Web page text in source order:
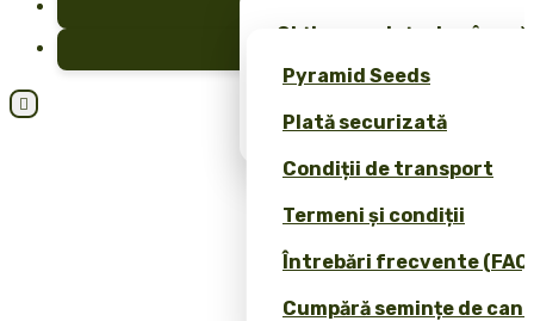
Obține semințe de
dvs.!
Pyramid Seeds
Plată securizată
Condiții de transport
Termeni și condiții
Întrebări frecvente
Cumpără semințe de
